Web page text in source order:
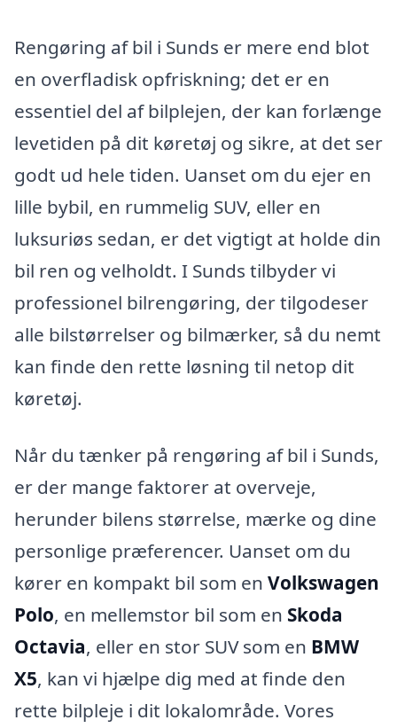
Rengøring af bil i Sunds er mere end blot
en overfladisk opfriskning; det er en
essentiel del af bilplejen, der kan forlænge
levetiden på dit køretøj og sikre, at det ser
godt ud hele tiden. Uanset om du ejer en
lille bybil, en rummelig SUV, eller en
luksuriøs sedan, er det vigtigt at holde din
bil ren og velholdt. I Sunds tilbyder vi
professionel bilrengøring, der tilgodeser
alle bilstørrelser og bilmærker, så du nemt
kan finde den rette løsning til netop dit
køretøj.
Når du tænker på rengøring af bil i Sunds,
er der mange faktorer at overveje,
herunder bilens størrelse, mærke og dine
personlige præferencer. Uanset om du
kører en kompakt bil som en Volkswagen
Polo, en mellemstor bil som en Skoda
Octavia, eller en stor SUV som en BMW
X5, kan vi hjælpe dig med at finde den
rette bilpleje i dit lokalområde. Vores